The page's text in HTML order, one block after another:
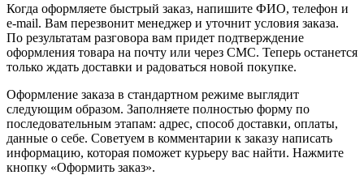
Когда оформляете быстрый заказ, напишите ФИО, телефон и
e-mail. Вам перезвонит менеджер и уточнит условия заказа.
По результатам разговора вам придет подтверждение
оформления товара на почту или через СМС. Теперь останется
только ждать доставки и радоваться новой покупке.
Оформление заказа в стандартном режиме выглядит
следующим образом. Заполняете полностью форму по
последовательным этапам: адрес, способ доставки, оплаты,
данные о себе. Советуем в комментарии к заказу написать
информацию, которая поможет курьеру вас найти. Нажмите
кнопку «Оформить заказ».